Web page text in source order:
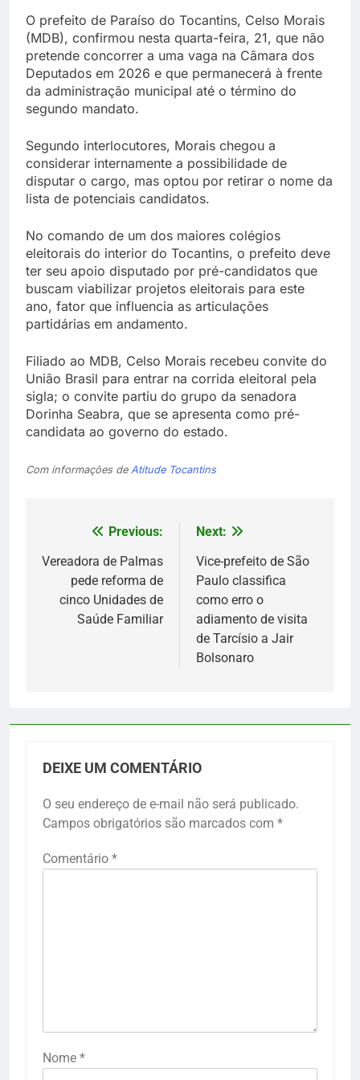
O prefeito de Paraíso do Tocantins, Celso Morais
(MDB), confirmou nesta quarta-feira, 21, que não
pretende concorrer a uma vaga na Câmara dos
Deputados em 2026 e que permanecerá à frente
da administração municipal até o término do
segundo mandato.
Segundo interlocutores, Morais chegou a
considerar internamente a possibilidade de
disputar o cargo, mas optou por retirar o nome da
lista de potenciais candidatos.
No comando de um dos maiores colégios
eleitorais do interior do Tocantins, o prefeito deve
ter seu apoio disputado por pré-candidatos que
buscam viabilizar projetos eleitorais para este
ano, fator que influencia as articulações
partidárias em andamento.
Filiado ao MDB, Celso Morais recebeu convite do
União Brasil para entrar na corrida eleitoral pela
sigla; o convite partiu do grupo da senadora
Dorinha Seabra, que se apresenta como pré-
candidata ao governo do estado.
Com informações de Atitude Tocantins
Navegação
de
Post
Previous:
Vereadora de Palmas
pede reforma de
cinco Unidades de
Saúde Familiar
Next:
Vice-prefeito de São
Paulo classifica
como erro o
adiamento de visita
de Tarcísio a Jair
Bolsonaro
DEIXE UM COMENTÁRIO
O seu endereço de e-mail não será publicado.
Campos obrigatórios são marcados com *
Comentário *
Nome *